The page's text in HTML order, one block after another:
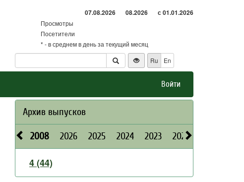
07.08.2026 08.2026 с 01.01.2026
Просмотры
Посетители
* - в среднем в день за текущий месяц
Ru
En
Войти
Архив выпусков
2008 2026 2025 2024 2023 2022
4 (44)